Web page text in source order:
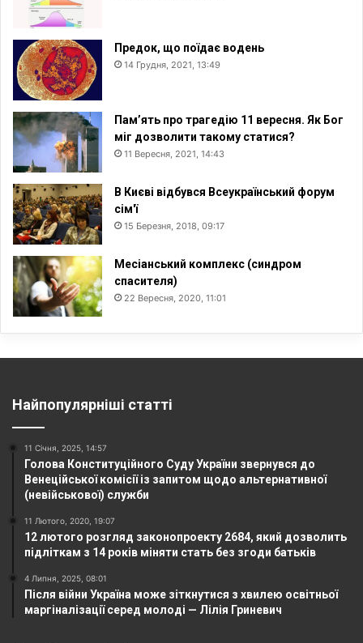
Предок, що поїдає водень
14 Грудня, 2021, 13:49
Пам’ять про трагедію 11 вересня. Як Бог
міг дозволити такому статися?
11 Вересня, 2021, 14:43
В Києві відбувся Всеукраїнський форум
сім'ї
15 Березня, 2018, 09:17
Месіанський комплекс (синдром
спасителя)
22 Вересня, 2020, 11:01
Найпопулярніші статті
11 Січня, 2025, 14:57
Голова Конституційного Суду України звернувся до
Венеційської комісії із запитом щодо альтернативної
(невійськової) служби
11 Лютого, 2020, 19:07
12 лютого розгляд законопроекту 2684, який дозволить
підліткам з 14 років міняти стать без згоди батьків
4 Липня, 2025, 08:01
Після війни Україна може зіткнутися з хвилею освітньої
маргіналізації серед молоді — Лілія Гриневич